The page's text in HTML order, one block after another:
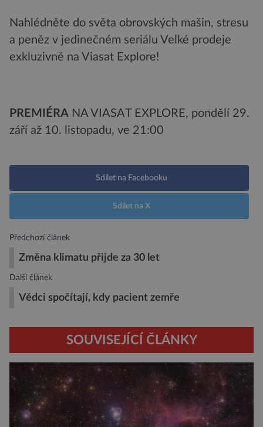
Nahlédněte do světa obrovských mašin, stresu
a peněz v jedinečném seriálu Velké prodeje
exkluzivně na Viasat Explore!
PREMIÉRA NA VIASAT EXPLORE, pondělí 29.
září až 10. listopadu, ve 21:00
Sdílet na Facebooku
Sdílet na X
Předchozí článek
Změna klimatu přijde za 30 let
Další článek
Vědci spočítají, kdy pacient zemře
SOUVISEJÍCÍ ČLÁNKY